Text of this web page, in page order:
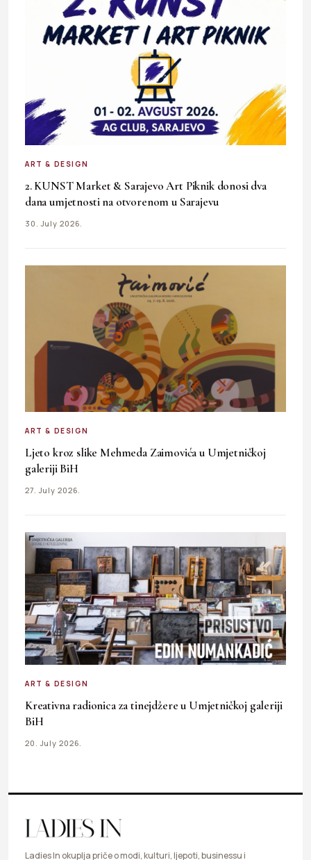
ART & DESIGN
2. KUNST Market & Sarajevo Art Piknik donosi dva
dana umjetnosti na otvorenom u Sarajevu
30. July 2026.
ART & DESIGN
Ljeto kroz slike Mehmeda Zaimovića u Umjetničkoj
galeriji BiH
27. July 2026.
ART & DESIGN
Kreativna radionica za tinejdžere u Umjetničkoj galeriji
BiH
20. July 2026.
Ladies In okuplja priče o modi, kulturi, ljepoti, businessu i